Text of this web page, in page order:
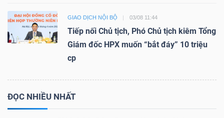
GIAO DỊCH NỘI BỘ 03/08 11:44
Tiếp nối Chủ tịch, Phó Chủ tịch kiêm Tổng
Giám đốc HPX muốn “bắt đáy” 10 triệu
cp
ĐỌC NHIỀU NHẤT